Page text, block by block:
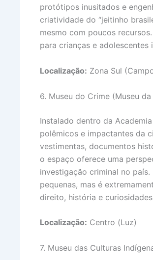
protótipos inusitados e
criatividade do “jeitinho
mesmo com poucos
para crianças e
Localização: Zona Sul
6. Museu do Crime (Museu
Instalado dentro da
polêmicos e impactantes da
vestimentas, documentos
o espaço oferece uma
investigação criminal no
pequenas, mas é
direito, história e
Localização: Centro (Luz)
7. Museu das Culturas